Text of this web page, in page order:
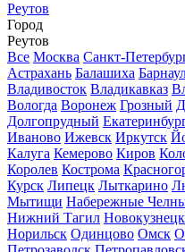
Реутов
Город
Реутов
Все Москва Санкт-
Астрахань Балашиха
Владивосток Владикавказ
Вологда Воронеж Грозный
Долгопрудный
Иваново Ижевск Иркутск
Калуга Кемерово Киров
Королев Кострома
Курск Липецк Лыткарино
Мытищи Набережные
Нижний Тагил Новокузнецк
Норильск Одинцово Омск